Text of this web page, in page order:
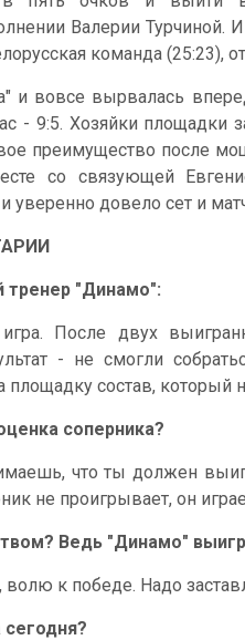
Валерии
команда (25:23),
и вовсе вырвалась
- 9:5. Хозяйки площадки
преимущество после
со связующей
уверенно довело сет и
тренер "Динамо":
После двух
- не смогли
состав, который
соперника?
что ты должен
не проигрывает, он
Ведь "Динамо"
волю к победе. Надо